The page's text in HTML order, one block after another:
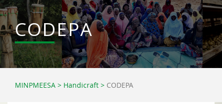
CODEPA
MINPMEESA > Handicraft > CODEPA